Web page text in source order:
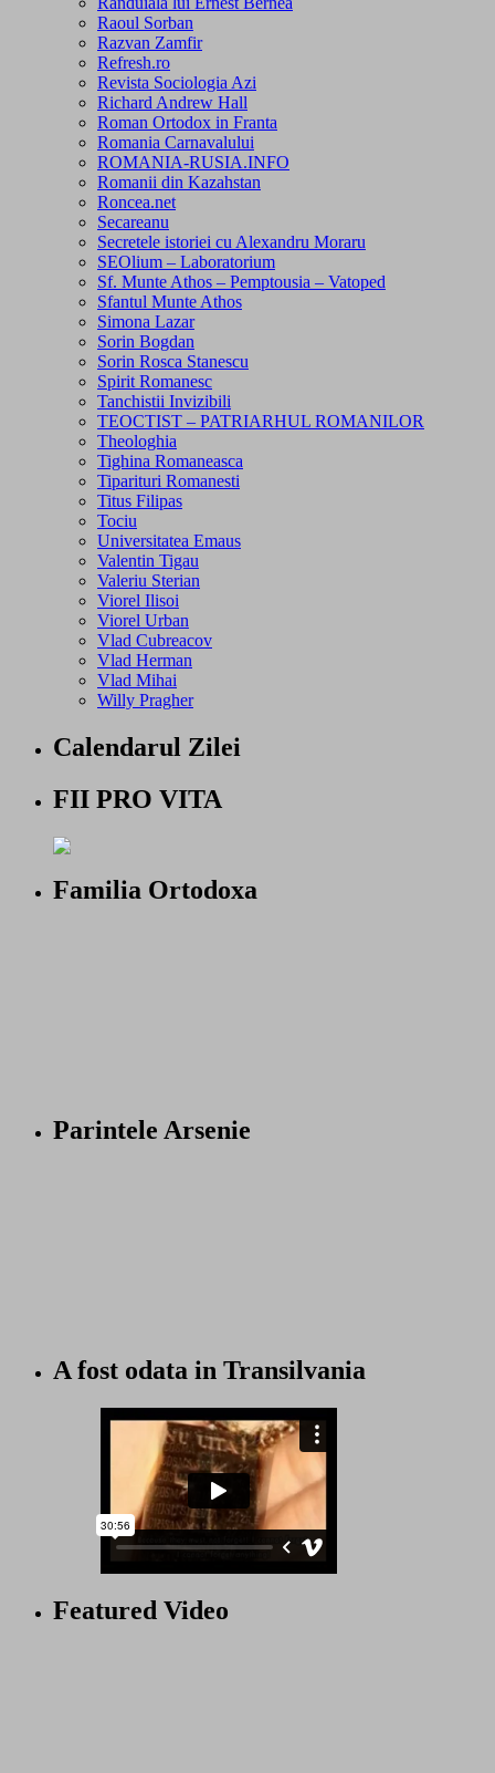
Raoul Sorban
Razvan Zamfir
Refresh.ro
Revista Sociologia Azi
Richard Andrew Hall
Roman Ortodox in Franta
Romania Carnavalului
ROMANIA-RUSIA.INFO
Romanii din Kazahstan
Roncea.net
Secareanu
Secretele istoriei cu Alexandru Moraru
SEOlium – Laboratorium
Sf. Munte Athos – Pemptousia – Vatoped
Sfantul Munte Athos
Simona Lazar
Sorin Bogdan
Sorin Rosca Stanescu
Spirit Romanesc
Tanchistii Invizibili
TEOCTIST – PATRIARHUL ROMANILOR
Theologhia
Tighina Romaneasca
Tiparituri Romanesti
Titus Filipas
Tociu
Universitatea Emaus
Valentin Tigau
Valeriu Sterian
Viorel Ilisoi
Viorel Urban
Vlad Cubreacov
Vlad Herman
Vlad Mihai
Willy Pragher
Calendarul Zilei
FII PRO VITA
Familia Ortodoxa
Parintele Arsenie
A fost odata in Transilvania
Featured Video